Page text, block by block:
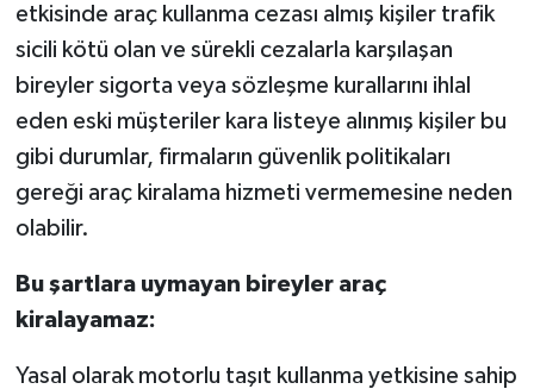
etkisinde araç kullanma cezası almış kişiler trafik
sicili kötü olan ve sürekli cezalarla karşılaşan
bireyler sigorta veya sözleşme kurallarını ihlal
eden eski müşteriler kara listeye alınmış kişiler bu
gibi durumlar, firmaların güvenlik politikaları
gereği araç kiralama hizmeti vermemesine neden
olabilir.
Bu şartlara uymayan bireyler araç
kiralayamaz:
Yasal olarak motorlu taşıt kullanma yetkisine sahip